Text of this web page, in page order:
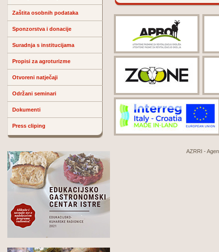
Zaštita osobnih podataka
Sponzorstva i donacije
Suradnja s institucijama
Propisi za agroturizme
Otvoreni natječaji
Održani seminari
Dokumenti
Press cliping
AZRRI -